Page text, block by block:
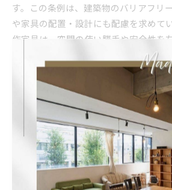
す。この条例は、建築物のバリアフリ
や家具の配置・設計にも配慮を求めて
作家具は、空間の使い勝手や安全性を
あり、条例の趣旨を実現するために欠
例えば、車椅子利用者がスムーズに移
確保したり、手の届きやすい高さに収
作家具の工夫が条例遵守の大きなポイ
の現場では、利用者の動線や使い勝手
イド家具が、条例対応と快適性の両立
条例遵守に役立つ造作家具の選定